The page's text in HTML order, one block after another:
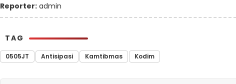
Reporter: admin
TAG
0505JT Antisipasi Kamtibmas Kodim